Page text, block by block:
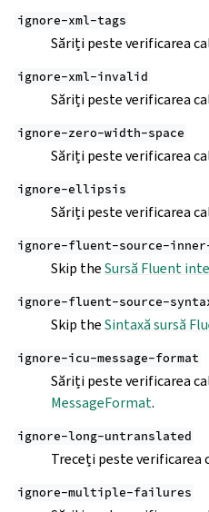
ignore-xml-tags
Săriți peste verificarea
ignore-xml-invalid
Săriți peste verificarea
ignore-zero-width-space
Săriți peste verificarea
ignore-ellipsis
Săriți peste verificarea
ignore-fluent-source-
Skip theSursă Fluent
ignore-fluent-source-
Skip theSintaxă sursă
ignore-icu-message-format
Săriți peste verificarea
MessageFormat.
ignore-long-untranslated
Treceți peste
ignore-multiple-failures